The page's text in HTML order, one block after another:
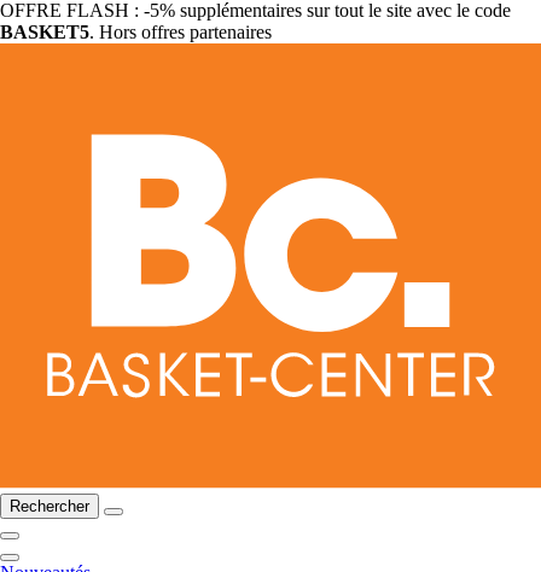
OFFRE FLASH : -5% supplémentaires sur tout le site avec le code
BASKET5. Hors offres partenaires
Rechercher